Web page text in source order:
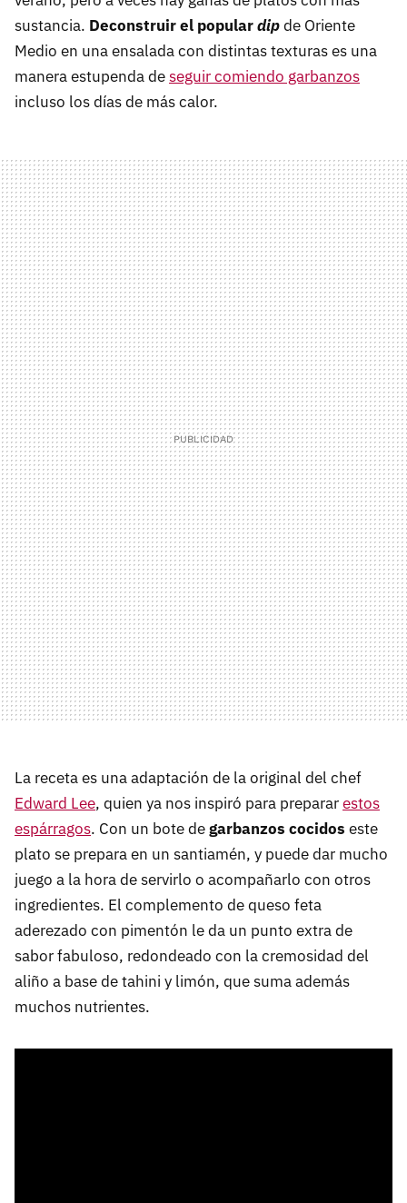
sustancia. Deconstruir el populardipde Oriente
Medio en una ensalada con distintas texturas es una
manera estupenda deseguir comiendo garbanzos
incluso los días de más calor.
La receta es una adaptación de la original del chef
Edward Lee, quien ya nos inspiró para prepararestos
espárragos. Con un bote degarbanzos cocidos este
plato se prepara en un santiamén, y puede dar mucho
juego a la hora de servirlo o acompañarlo con otros
ingredientes. El complemento de queso feta
aderezado con pimentón le da un punto extra de
sabor fabuloso, redondeado con la cremosidad del
aliño a base de tahini y limón, que suma además
muchos nutrientes.